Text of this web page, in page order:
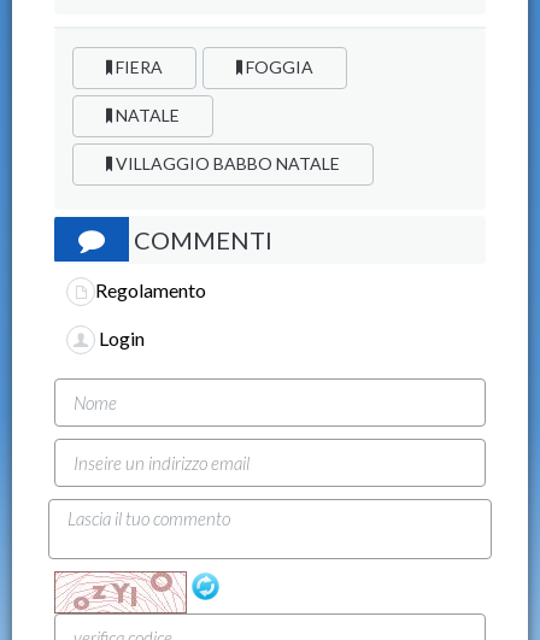
FIERA FOGGIA
NATALE
VILLAGGIO BABBO NATALE
COMMENTI
Regolamento
Login